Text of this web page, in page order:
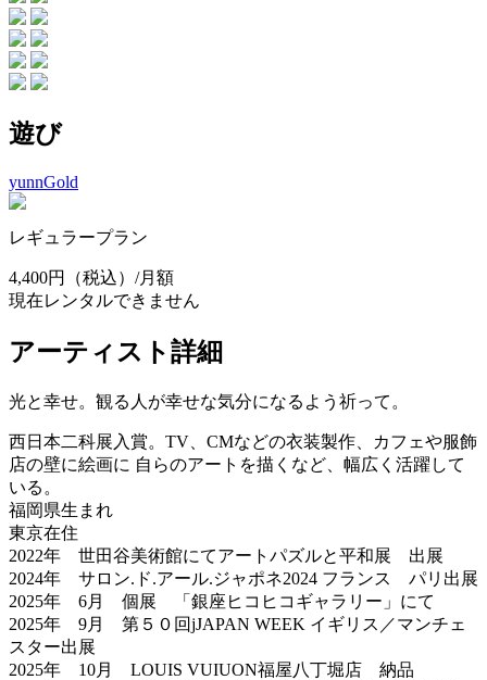
遊び
yunnGold
レギュラープラン
4,400円
（税込）/月額
現在レンタルできません
アーティスト詳細
光と幸せ。観る人が幸せな気分になるよう祈って。
西日本二科展入賞。TV、CMなどの衣装製作、カフェや服飾
店の壁に絵画に 自らのアートを描くなど、幅広く活躍して
いる。
福岡県生まれ
東京在住
2022年 世田谷美術館にてアートパズルと平和展 出展
2024年 サロン.ド.アール.ジャポネ2024 フランス パリ出展
2025年 6月 個展 「銀座ヒコヒコギャラリー」にて
2025年 9月 第５０回jJAPAN WEEK イギリス／マンチェ
スター出展
2025年 10月 LOUIS VUIUON福屋八丁堀店 納品